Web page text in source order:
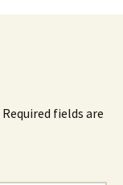
Required fields are